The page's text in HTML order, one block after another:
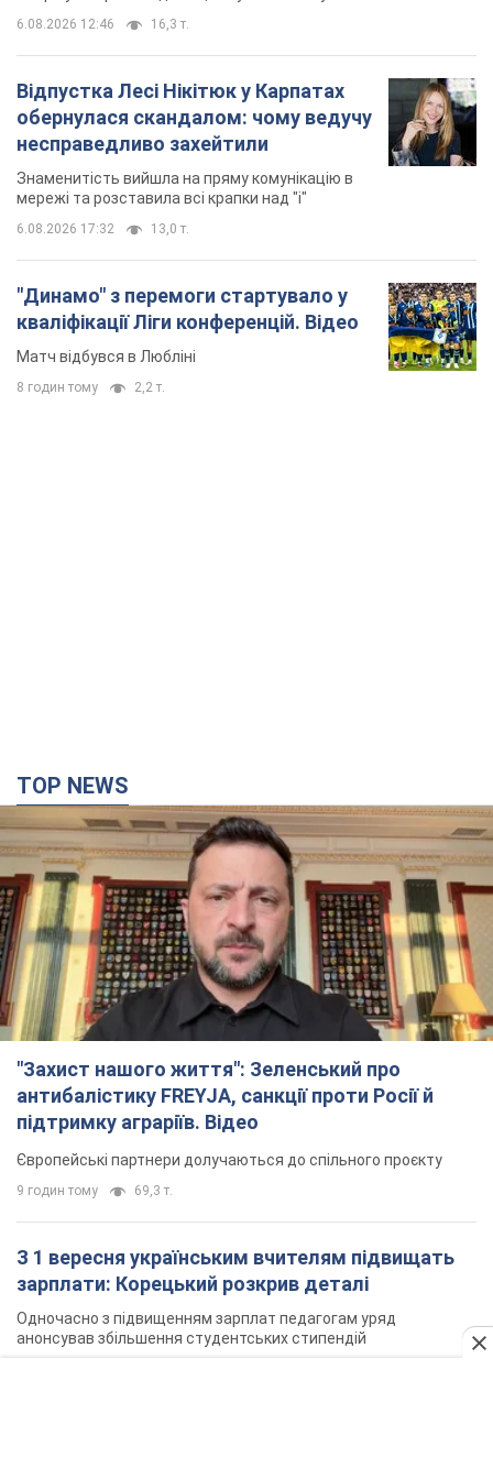
кваліфікації Ліги конференцій. Відео
Матч відбувся в Любліні
8 годин тому 2,2 т.
"Захист нашого життя": Зеленський про
антибалістику FREYJA, санкції проти Росії й
підтримку аграріїв. Відео
Європейські партнери долучаються до спільного проєкту
9 годин тому 69,3 т.
З 1 вересня українським вчителям підвищать
зарплати: Корецький розкрив деталі
Одночасно з підвищенням зарплат педагогам уряд
анонсував збільшення студентських стипендій
5 годин тому
"Нам теж вони потрібні": Трамп відповів на
ракет для Patriot
5 годин тому 969